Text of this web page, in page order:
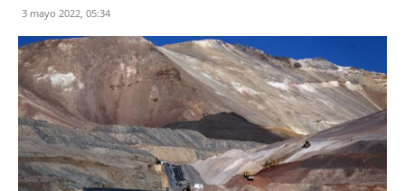
3 mayo 2022, 05:34